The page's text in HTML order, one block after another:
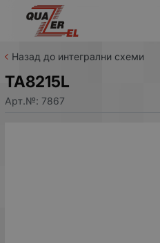
Назад до интегрални схеми
TA8215L
Арт.№: 7867